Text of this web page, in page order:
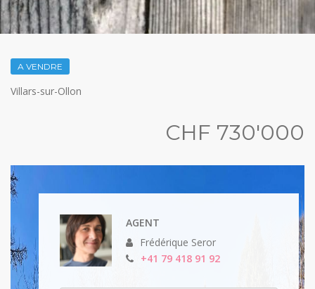
A VENDRE
Villars-sur-Ollon
CHF 730'000
AGENT
Frédérique Seror
+41 79 418 91 92